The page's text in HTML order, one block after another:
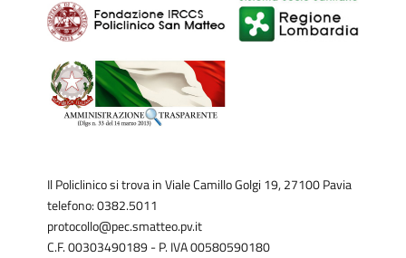
Il Policlinico si trova in Viale Camillo Golgi 19, 27100 Pavia
telefono: 0382.5011
protocollo@pec.smatteo.pv.it
C.F. 00303490189 - P. IVA 00580590180